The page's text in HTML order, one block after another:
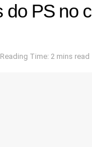
do PS no
Reading Time: 2 mins read